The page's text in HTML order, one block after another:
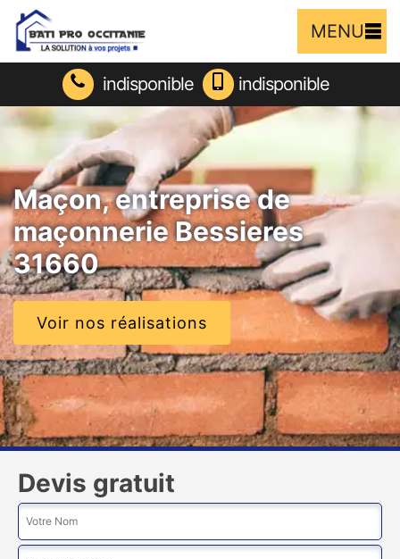
MENU
indisponible indisponible
Maçon, entreprise de
maçonnerie Bessieres
31660
Voir nos réalisations
Devis gratuit